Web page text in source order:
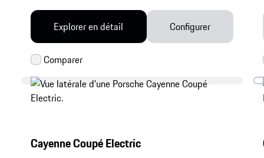
Cayenne Coupé Electric
Explorer en détail Configurer